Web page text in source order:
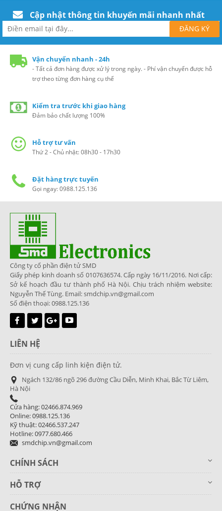
Cập nhật thông tin khuyến mãi nhanh nhất
Vận chuyển nhanh - 24h
- Tất cả đơn hàng được xử lý trong ngày. - Phí vận chuyển được hỗ
trợ theo từng đơn hàng cụ thể
Kiểm tra trước khi giao hàng
Đảm bảo chất lượng 100%
Hỗ trợ tư vấn
Thứ 2 - Chủ nhật: 08h30 - 17h30
Đặt hàng trực tuyến
Gọi ngay: 0988.125.136
Công ty cổ phần điện tử SMD
Giấy phép kinh doanh số 0107636574. Cấp ngày 16/11/2016. Nơi cấp:
Sở kế hoạch đầu tư thành phố Hà Nội. Chịu trách nhiệm website:
Nguyễn Thế Tùng. Email: smdchip.vn@gmail.com
Số điện thoại: 0988.125.136
LIÊN HỆ
Đơn vị cung cấp linh kiện điện tử.
Ngách 132/86 ngõ 296 đường Cầu Diễn, Minh Khai, Bắc Từ Liêm,
Hà Nội
Cửa hàng: 02466.874.969
Online: 0988.125.136
Kỹ thuật: 02466.537.247
Hotline: 0977.680.466
smdchip.vn@gmail.com
CHÍNH SÁCH
HỖ TRỢ
CHỨNG NHẬN